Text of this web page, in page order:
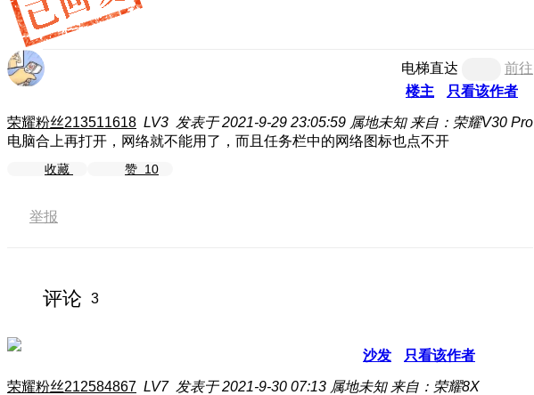
电梯直达
前往
楼主
只看该作者
荣耀粉丝213511618 LV3 发表于 2021-9-29 23:05:59 属地未知 来自：荣耀V30 Pro
电脑合上再打开，网络就不能用了，而且任务栏中的网络图标也点不开
收藏 赞 10
举报
评论 3
沙发 只看该作者
荣耀粉丝212584867 LV7 发表于 2021-9-30 07:13 属地未知 来自：荣耀8X